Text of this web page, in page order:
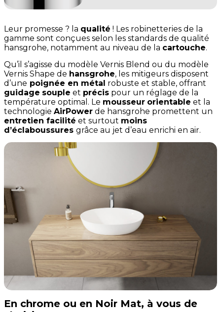
Leur promesse ? la qualité ! Les robinetteries de la
gamme sont conçues selon les standards de qualité
hansgrohe, notamment au niveau de la cartouche.
Qu’il s’agisse du modèle Vernis Blend ou du modèle
Vernis Shape de hansgrohe, les mitigeurs disposent
d’une poignée en métal robuste et stable, offrant
guidage souple et précis pour un réglage de la
température optimal. Le mousseur orientable et la
technologie AirPower de hansgrohe promettent un
entretien facilité et surtout moins
d’éclaboussures grâce au jet d’eau enrichi en air.
En chrome ou en Noir Mat, à vous de